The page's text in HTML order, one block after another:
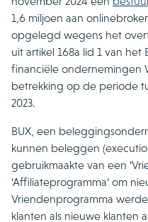
1,6 miljoen aan
opgelegd wegens het
uit artikel 168a lid 1 van
financiële ondernemingen
betrekking op de periode
2023.
BUX, een
kunnen beleggen
gebruikmaakte van een
‘Affiliateprogramma’ om
Vriendenprogramma
klanten als nieuwe klanten